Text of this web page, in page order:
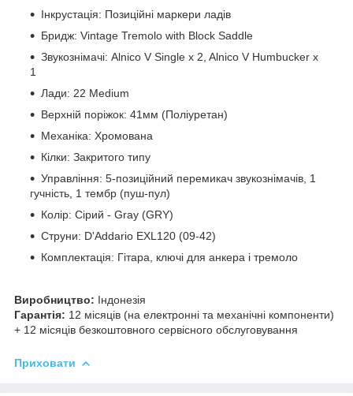
Інкрустація: Позиційні маркери ладів
Бридж: Vintage Tremolo with Block Saddle
Звукознімачі: Alnico V Single x 2, Alnico V Humbucker x
1
Лади: 22 Medium
Верхній поріжок: 41мм (Поліуретан)
Механіка: Хромована
Кілки: Закритого типу
Управління: 5-позиційний перемикач звукознімачів, 1
гучність, 1 тембр (пуш-пул)
Колір: Сірий - Gray (GRY)
Струни: D'Addario EXL120 (09-42)
Комплектація: Гітара, ключі для анкера і тремоло
Виробництво: Індонезія
Гарантія: 12 місяців (на електронні та механічні компоненти)
+ 12 місяців безкоштовного сервісного обслуговування
Приховати